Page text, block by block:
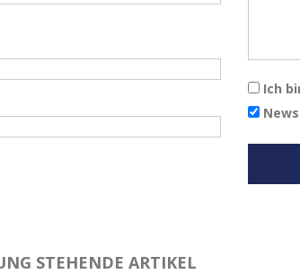
Ich
STEHENDE ARTIKEL